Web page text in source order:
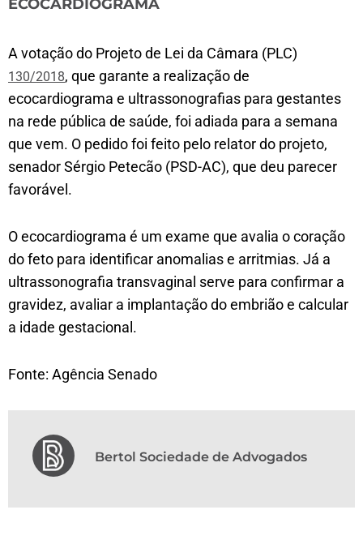
ECOCARDIOGRAMA
A votação do Projeto de Lei da Câmara (PLC)
130/2018, que garante a realização de
ecocardiograma e ultrassonografias para gestantes
na rede pública de saúde, foi adiada para a semana
que vem. O pedido foi feito pelo relator do projeto,
senador Sérgio Petecão (PSD-AC), que deu parecer
favorável.
O ecocardiograma é um exame que avalia o coração
do feto para identificar anomalias e arritmias. Já a
ultrassonografia transvaginal serve para confirmar a
gravidez, avaliar a implantação do embrião e calcular
a idade gestacional.
Fonte: Agência Senado
Bertol Sociedade de Advogados